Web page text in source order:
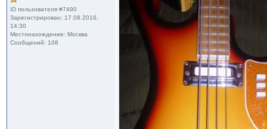
ID пользователя #7490
Зарегистрирован: 17.08.2016,
14:30
Местонахождение: Москва
Сообщений: 108